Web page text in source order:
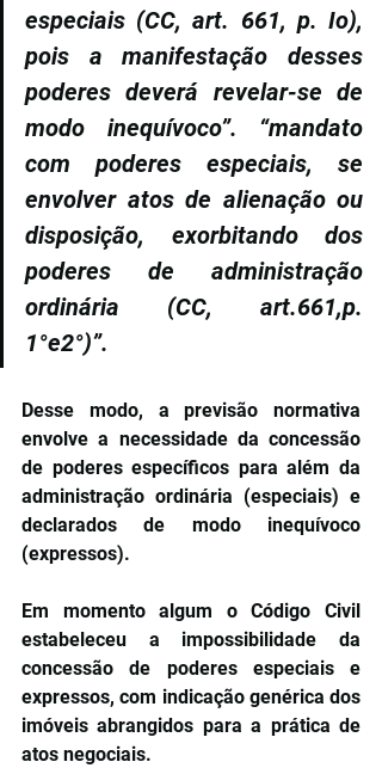
especiais (CC, art. 661, p. Io),
pois a manifestação desses
poderes deverá revelar-se de
modo inequívoco”. “mandato
com poderes especiais, se
envolver atos de alienação ou
disposição, exorbitando dos
poderes de administração
ordinária (CC, art.661,p.
1°e2°)”.
Desse modo, a previsão normativa
envolve a necessidade da concessão
de poderes específicos para além da
administração ordinária (especiais) e
declarados de modo inequívoco
(expressos).
Em momento algum o Código Civil
estabeleceu a impossibilidade da
concessão de poderes especiais e
expressos, com indicação genérica dos
imóveis abrangidos para a prática de
atos negociais.